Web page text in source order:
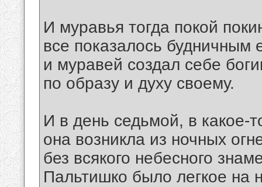
И муравья тогда покой
все показалось будничным
и муравей создал себе
по образу и духу своему.
И в день седьмой, в какое-
она возникла из ночных
без всякого небесного
Пальтишко было легкое на